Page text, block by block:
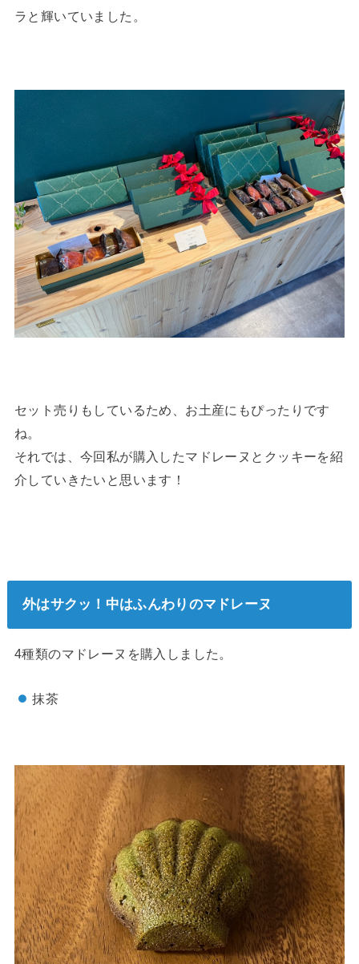
ラと輝いていました。
セット売りもしているため、お土産にもぴったりです
ね。
それでは、今回私が購入したマドレーヌとクッキーを紹
介していきたいと思います！
外はサクッ！中はふんわりのマドレーヌ
4種類のマドレーヌを購入しました。
抹茶